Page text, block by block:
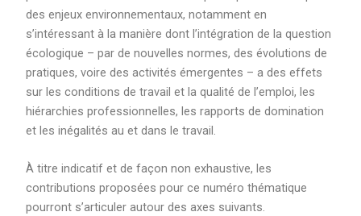
des enjeux environnementaux, notamment en
s’intéressant à la manière dont l’intégration de la question
écologique – par de nouvelles normes, des évolutions de
pratiques, voire des activités émergentes – a des effets
sur les conditions de travail et la qualité de l’emploi, les
hiérarchies professionnelles, les rapports de domination
et les inégalités au et dans le travail.
À titre indicatif et de façon non exhaustive, les
contributions proposées pour ce numéro thématique
pourront s’articuler autour des axes suivants.